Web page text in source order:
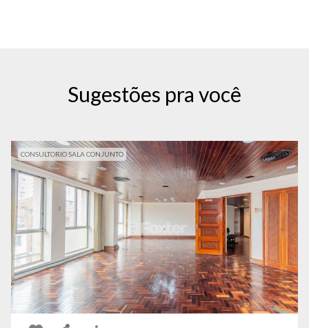
Sugestões pra você
CONSULTORIO SALA CONJUNTO